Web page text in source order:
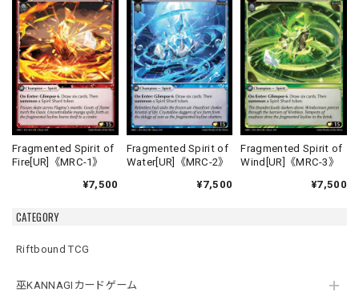
CATEGORY
Riftbound TCG
巫KANNAGIカードゲーム
Fragmented Spirit of
Fire[UR]《MRC-1》
¥7,500
Fragmented Spirit of
Water[UR]《MRC-2》
¥7,500
Fragmented Spirit of
Wind[UR]《MRC-3》
¥7,500